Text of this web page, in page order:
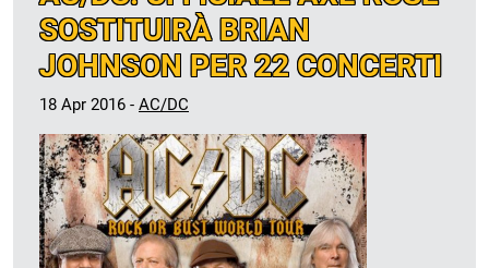
SOSTITUIRÀ BRIAN
JOHNSON PER 22 CONCERTI
18 Apr 2016 - AC/DC